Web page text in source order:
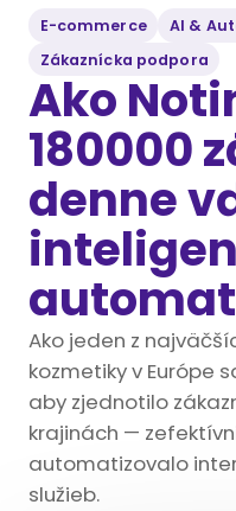
E-commerce
AI &
Zákaznícka podpora
Ako
180000
denne
Ako jeden z
kozmetiky v Európe
aby zjednotilo
krajinách —
automatizovalo
služieb.